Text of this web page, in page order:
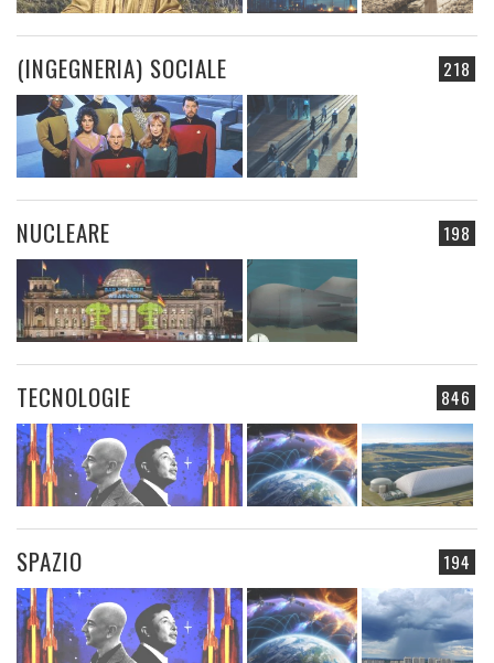
218
(INGEGNERIA) SOCIALE
198
NUCLEARE
846
TECNOLOGIE
194
SPAZIO